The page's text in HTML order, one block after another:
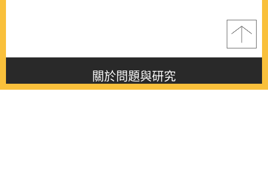
關於問題與研究
About this journal